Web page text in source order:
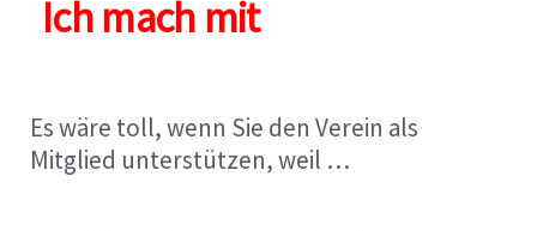
Ich mach mit
Es wäre toll, wenn Sie den Verein als
Mitglied unterstützen, weil …